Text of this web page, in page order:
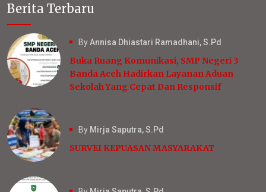
Berita Terbaru
ByAnnisa Dhiastari Ramadhani, S.Pd
Buka Ruang Komunikasi, SMP Negeri 3
Banda Aceh Hadirkan Layanan Aduan
Sekolah Yang Cepat Dan Responsif
By Mirja Saputra, S.Pd
SURVEI KEPUASAN MASYARAKAT